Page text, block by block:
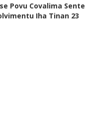
Povu Covalima Sente
Iha Tinan 23